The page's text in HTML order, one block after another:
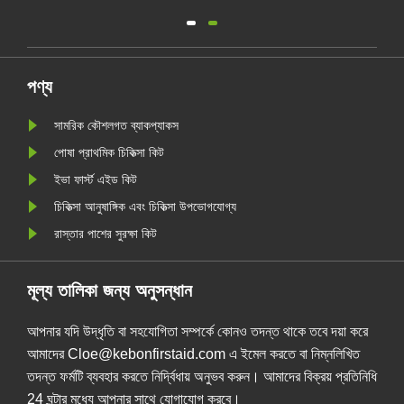
নেতৃস্থানীয় প্রদানকারী, 136তম ক্যান্টন ফেয়ার
পণ্য
সামরিক কৌশলগত ব্যাকপ্যাকস
পোষা প্রাথমিক চিকিত্সা কিট
ইভা ফার্স্ট এইড কিট
চিকিত্সা আনুষাঙ্গিক এবং চিকিত্সা উপভোগযোগ্য
রাস্তার পাশের সুরক্ষা কিট
মূল্য তালিকা জন্য অনুসন্ধান
আপনার যদি উদ্ধৃতি বা সহযোগিতা সম্পর্কে কোনও তদন্ত থাকে তবে দয়া করে
আমাদের Cloe@kebonfirstaid.com এ ইমেল করতে বা নিম্নলিখিত
তদন্ত ফর্মটি ব্যবহার করতে নির্দ্বিধায় অনুভব করুন। আমাদের বিক্রয় প্রতিনিধি
24 ঘন্টার মধ্যে আপনার সাথে যোগাযোগ করবে।